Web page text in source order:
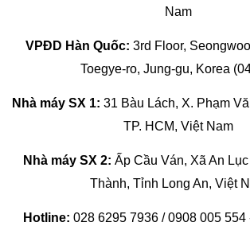
Nam
VPĐD Hàn Quốc: 3rd Floor,
Toegye-ro, Jung-gu, Korea
Nhà máy SX 1: 31 Bàu Lách, X. Phạm
TP. HCM, Việt Nam
Nhà máy SX 2: Ấp Cầu Ván, Xã An
Thành, Tỉnh Long An, Việt
Hotline: 028 6295 7936 / 0908 005 554